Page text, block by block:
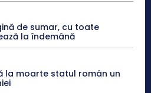
de sumar, cu toate
la îndemână
la moarte statul român un